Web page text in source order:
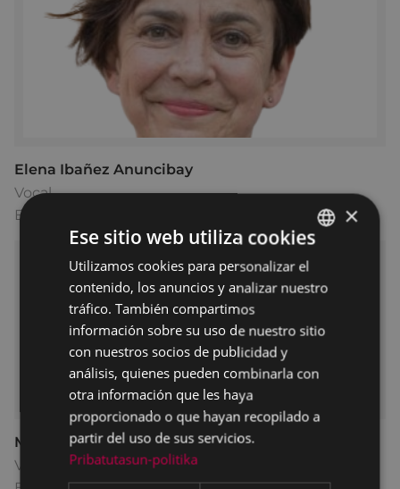
Elena Ibañez Anuncibay
Vocal
Eibarko EAJ-PNV
María Isabel Fernández Pejenaute
Vocal
BASQUE
SPANISH
×
Ese sitio web utiliza cookies
Utilizamos cookies para personalizar el
contenido, los anuncios y analizar nuestro
tráfico. También compartimos
información sobre su uso de nuestro sitio
con nuestros socios de publicidad y
análisis, quienes pueden combinarla con
otra información que les haya
proporcionado o que hayan recopilado a
partir del uso de sus servicios.
Pribatutasun-politika